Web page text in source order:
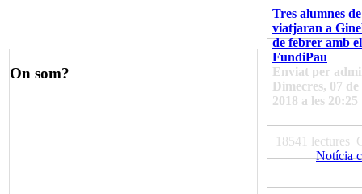
On som?
Tres alumnes
viatjaran a
de febrer amb
FundiPau
Enviat per
Dimecres, 07
2018 a les 20:25
18541 lectures
Notícia